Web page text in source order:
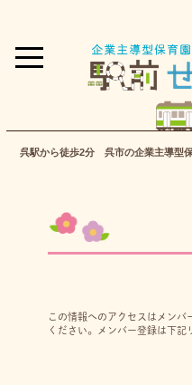
呉駅から徒歩2分 呉市の企業主導型
この情報へのアクセスはメンバ
ください。メンバー登録は下記